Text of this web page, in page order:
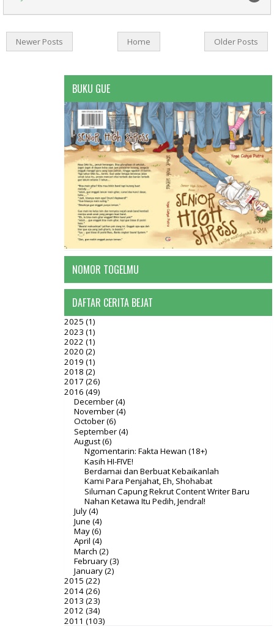
Newer Posts Older Posts
Home
BUKU GUE
NOMOR TOGELMU
DAFTAR CERITA BEJAT
2025(1)
2023(1)
2022(1)
2020(2)
2019(1)
2018(2)
2017(26)
2016(49)
December(4)
November(4)
October(6)
September(4)
August(6)
Ngomentarin: Fakta Hewan (18+)
Kasih HI-FIVE!
Berdamai dan Berbuat Kebaikanlah
Kami Para Penjahat, Eh, Shohabat
Siluman Capung Rekrut Content Writer Baru
Nahan Ketawa Itu Pedih, Jendral!
July(4)
June(4)
May(6)
April(4)
March(2)
February(3)
January(2)
2015(22)
2014(26)
2013(23)
2012(34)
2011(103)